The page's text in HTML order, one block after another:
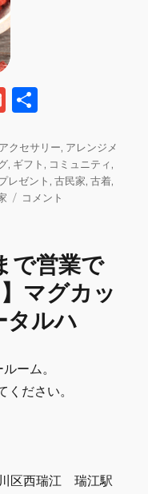
G
ai
l
タ
アクセサリー, アレンジメ
, ギフト , コミュニティ,
レゼント ,古民家,古着,
本
半
ら
16
時
の
に
コメント
で営業で
マグカッ
タルハ
ーム。
ださい。
区西瑞江 瑞江駅